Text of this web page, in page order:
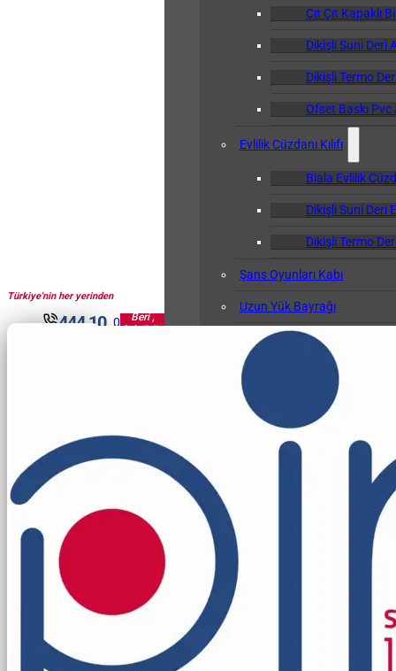
Türkiye'nin her yerinden
444 10 0
Beri ,
Sektörün
Çıt Çıt Kapaklı
Dikişli Suni Deri
Dikişli Termo
Ofset Baskı Pvc
Evlilik Cüzdanı Kılıfı
Biala Evlilik
Dikişli Suni Deri
Dikişli Termo
Şans Oyunları Kabı
Uzun Yük Bayrağı
Klasör
Okul Albümü
Öğretmen Not Defteri Kabı
Biala
Gemi Bağlama Kütüğü Kabı
Hasta Bileklikleri